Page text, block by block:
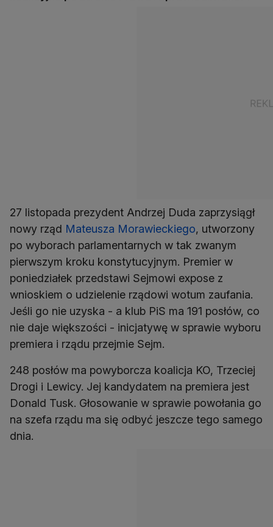
27 listopada prezydent Andrzej Duda zaprzysiągł
nowy rząd Mateusza Morawieckiego, utworzony
po wyborach parlamentarnych w tak zwanym
pierwszym kroku konstytucyjnym. Premier w
poniedziałek przedstawi Sejmowi expose z
wnioskiem o udzielenie rządowi wotum zaufania.
Jeśli go nie uzyska - a klub PiS ma 191 posłów, co
nie daje większości - inicjatywę w sprawie wyboru
premiera i rządu przejmie Sejm.
248 posłów ma powyborcza koalicja KO, Trzeciej
Drogi i Lewicy. Jej kandydatem na premiera jest
Donald Tusk. Głosowanie w sprawie powołania go
na szefa rządu ma się odbyć jeszcze tego samego
dnia.